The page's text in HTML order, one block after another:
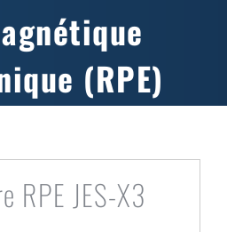
(RPE)
RPE JES-X3